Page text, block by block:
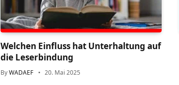
Welchen Einfluss hat Unterhaltung auf
die Leserbindung
ByWADAEF 20. Mai 2025